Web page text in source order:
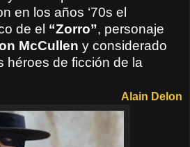
en los años ‘70s el
de el “Zorro”, personaje
McCullen y considerado
héroes de ficción de la
Alain Delon